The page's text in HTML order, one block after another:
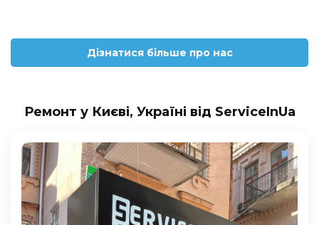
Дізнатися більше про нас
Ремонт у Києві, Україні від ServiceInUa